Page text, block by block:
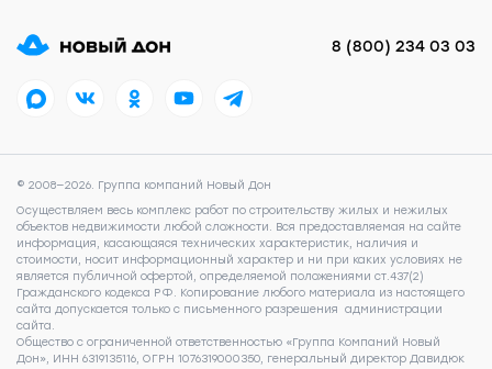
8 (800) 234 03 03
© 2008—2026. Группа компаний Новый Дон
Осуществляем весь комплекс работ по строительству жилых и нежилых
объектов недвижимости любой сложности. Вся предоставляемая на сайте
информация, касающаяся технических характеристик, наличия и
стоимости, носит информационный характер и ни при каких условиях не
является публичной офертой, определяемой положениями ст.437(2)
Гражданского кодекса РФ. Копирование любого материала из настоящего
сайта допускается только с письменного разрешения администрации
сайта.
Общество с ограниченной ответственностью «Группа Компаний Новый
Дон», ИНН 6319135116, ОГРН 1076319000350, генеральный директор Давидюк